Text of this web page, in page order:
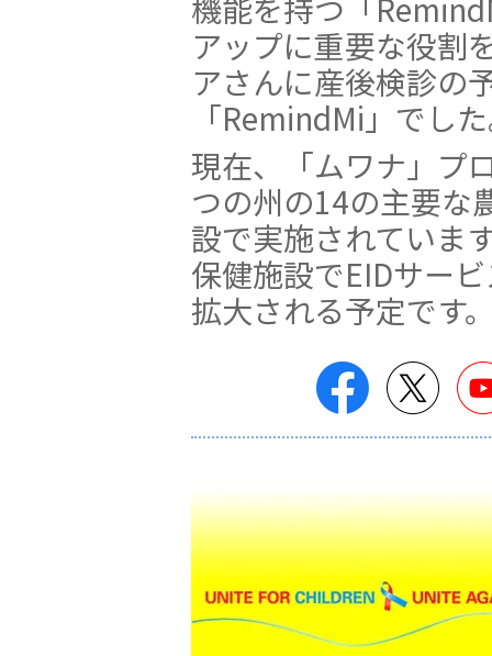
機能を持つ「
アップに重要な役割
アさんに産後検診の
「RemindMi」でし
現在、「ムワナ」プ
つの州の14の主要な
設で実施されていま
保健施設でEIDサー
拡大される予定です
Facebook